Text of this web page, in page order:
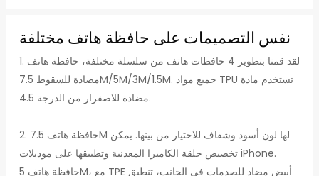
نفس التصميمات على حافظة هاتف مختلفة
1. لقد قمنا بتطوير 4 حافظات هاتف من سلسلة مختلفة، حافظة هاتف
مضادة للسقوط 7.5M/5M/3M/1.5M. جميع مواد TPU تستخدم مادة
مضادة للاصفرار من الدرجة 4.5.
2. حافظة هاتف 7.5M لها لون أسود وشفاف للاختيار من بينها. يمكن
تخصيص حلقة الكاميرا المعدنية وتطبيقها على موديلات iPhone.
حافظة هاتف 5M، مع TPE أبيض مضاد للصدمات في الجانب، تنطبق